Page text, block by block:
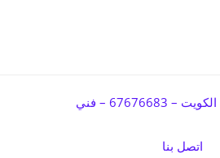
تركيب كاميرات مراقبة الكويت – 67676683 – فني
اتصل بنا